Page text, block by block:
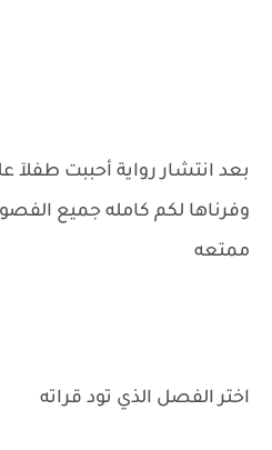
بعد انتشار رواية أحببت طفلآ
وفرناها لكم كامله جميع
ممتعه
اختر الفصل الذي تود قراته